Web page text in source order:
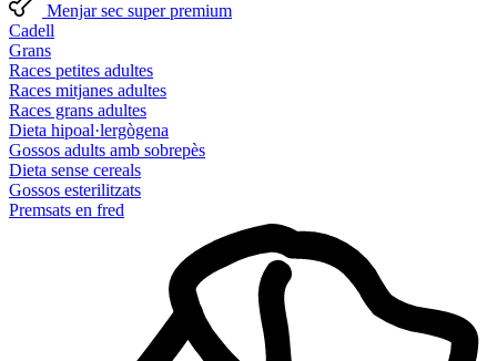
Menjar sec super premium
Cadell
Grans
Races petites adultes
Races mitjanes adultes
Races grans adultes
Dieta hipoal·lergògena
Gossos adults amb sobrepès
Dieta sense cereals
Gossos esterilitzats
Premsats en fred